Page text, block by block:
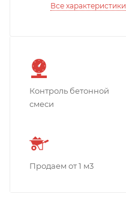
Все характеристики
Контроль бетонной
смеси
Продаем от 1 м3